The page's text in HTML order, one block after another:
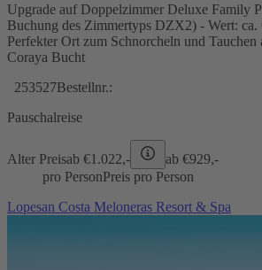
Upgrade auf Doppelzimmer Deluxe Family
Buchung des Zimmertyps DZX2) - Wert:
Perfekter Ort zum Schnorcheln und Tauchen
Coraya Bucht
253527Bestellnr.:
Pauschalreise
Alter Preisab €1.022,- ab €929,-
pro PersonPreis pro Person
Lopesan Costa Meloneras Resort & Spa